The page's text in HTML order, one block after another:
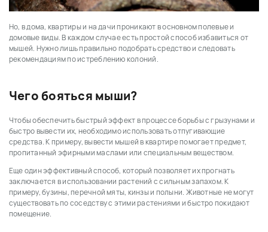
Но, в дома, квартиры и на дачи проникают в основном полевые и
домовые виды. В каждом случае есть простой способ избавиться от
мышей. Нужно лишь правильно подобрать средство и следовать
рекомендациям по истреблению колоний.
Чего бояться мыши?
Чтобы обеспечить быстрый эффект в процессе борьбы с грызунами и
быстро вывести их, необходимо использовать отпугивающие
средства. К примеру, вывести мышей в квартире помогает предмет,
пропитанный эфирными маслами или специальным веществом.
Еще один эффективный способ, который позволяет их прогнать
заключается в использовании растений с сильным запахом. К
примеру, бузины, перечной мяты, кинзы и полыни. Животные не могут
существовать по соседству с этими растениями и быстро покидают
помещение.